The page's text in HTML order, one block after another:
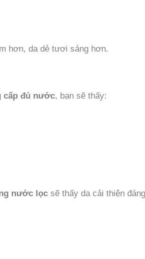
hơn, da dẻ tươi sáng hơn.
cấp đủ nước, bạn sẽ thấy:
nước lọc sẽ thấy da cải thiện